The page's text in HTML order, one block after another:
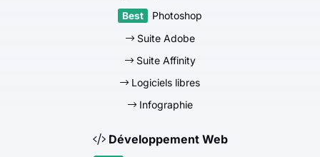
Photoshop
Suite Adobe
Suite Affinity
Logiciels libres
Infographie
Développement Web